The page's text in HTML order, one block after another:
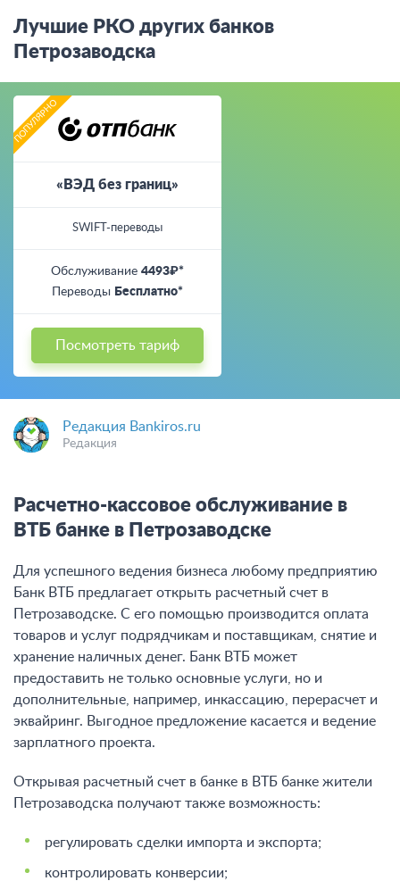
Лучшие РКО других банков
Петрозаводска
«ВЭД без границ»
SWIFT-переводы
Обслуживание 4493₽*
Переводы Бесплатно*
Посмотреть тариф
Редакция Bankiros.ru
Редакция
Расчетно-кассовое обслуживание в
ВТБ банке в Петрозаводске
Для успешного ведения бизнеса любому предприятию
Банк ВТБ предлагает открыть расчетный счет в
Петрозаводске. С его помощью производится оплата
товаров и услуг подрядчикам и поставщикам, снятие и
хранение наличных денег. Банк ВТБ может
предоставить не только основные услуги, но и
дополнительные, например, инкассацию, перерасчет и
эквайринг. Выгодное предложение касается и ведение
зарплатного проекта.
Открывая расчетный счет в банке в ВТБ банке жители
Петрозаводска получают также возможность:
регулировать сделки импорта и экспорта;
контролировать конверсии;